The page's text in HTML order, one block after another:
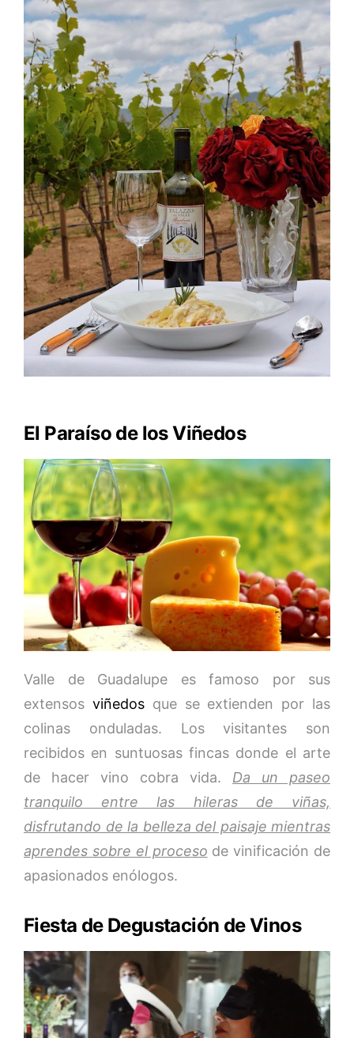
El Paraíso de los Viñedos
Valle de Guadalupe es famoso por sus
extensos viñedosque se extienden por las
colinas onduladas. Los visitantes son
recibidos en suntuosas fincas donde el arte
de hacer vino cobra vida. Da un paseo
tranquilo entre las hileras de viñas,
disfrutando de la belleza del paisaje mientras
aprendes sobre el proceso de vinificación de
apasionados enólogos.
Fiesta de Degustación de Vinos